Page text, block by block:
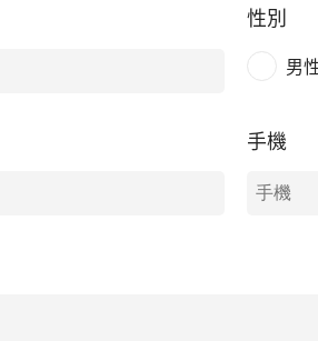
性別
男
手機